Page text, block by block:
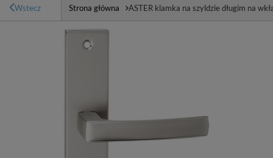
Wstecz Strona główna ASTER klamka na szyldzie długim na